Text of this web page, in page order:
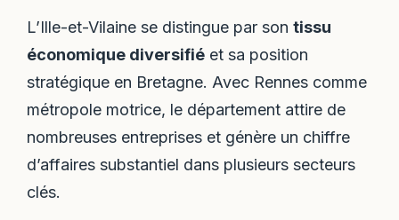
L’Ille-et-Vilaine se distingue par sontissu
économique diversifié et sa position
stratégique en Bretagne. Avec Rennes comme
métropole motrice, le département attire de
nombreuses entreprises et génère un chiffre
d’affaires substantiel dans plusieurs secteurs
clés.